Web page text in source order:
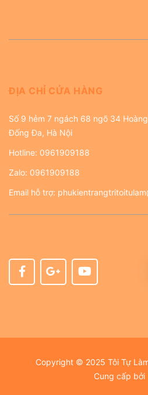
ĐỊA CHỈ CỬA HÀNG
Số 9 hẻm 7 ngách 68 ngõ 34
Đống Đa, Hà Nội
Hotline: 0961909188
Zalo: 0961909188
Email hỗ trợ:
Copyright © 2025 Tôi Tự
Cung cấp bởi